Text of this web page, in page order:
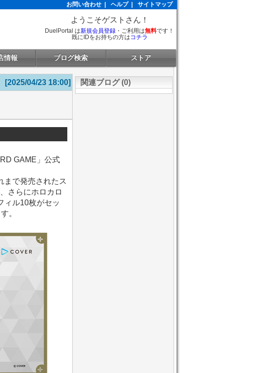
お問い合わせ ヘルプ| サイトマップ
ようこそゲストさん！
DuelPortal は新規会員登録 ・ご利用は無料です！
既にIDをお持ちの方はコチラ
情報 ブログ検索 ストア
関連ブログ (0)
[2025/04/23 18:00]
GAME」公式
まで発売されたス
さらにホロカロ
ィル10枚がセッ
。